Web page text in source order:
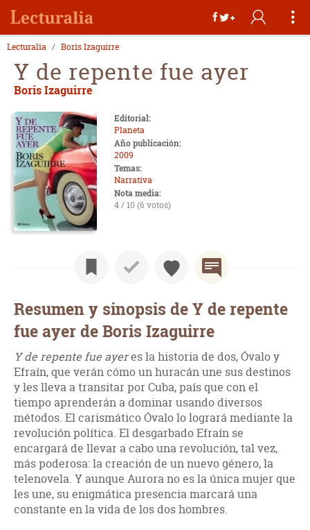
Lecturalia Boris Izaguirre
Y de repente fue ayer
Boris Izaguirre
Editorial:
Planeta
Año publicación:
2009
Temas:
Narrativa
Nota media:
4 / 10 (6 votos)
Resumen y sinopsis de Y de repente
fue ayer de Boris Izaguirre
Y de repente fue ayeres la historia de dos, Óvalo y
Efraín, que verán cómo un huracán une sus destinos
y les lleva a transitar por Cuba, país que con el
tiempo aprenderán a dominar usando diversos
métodos. El carismático Óvalo lo logrará mediante la
revolución política. El desgarbado Efraín se
encargará de llevar a cabo una revolución, tal vez,
más poderosa: la creación de un nuevo género, la
telenovela. Y aunque Aurora no es la única mujer que
les une, su enigmática presencia marcará una
constante en la vida de los dos hombres.